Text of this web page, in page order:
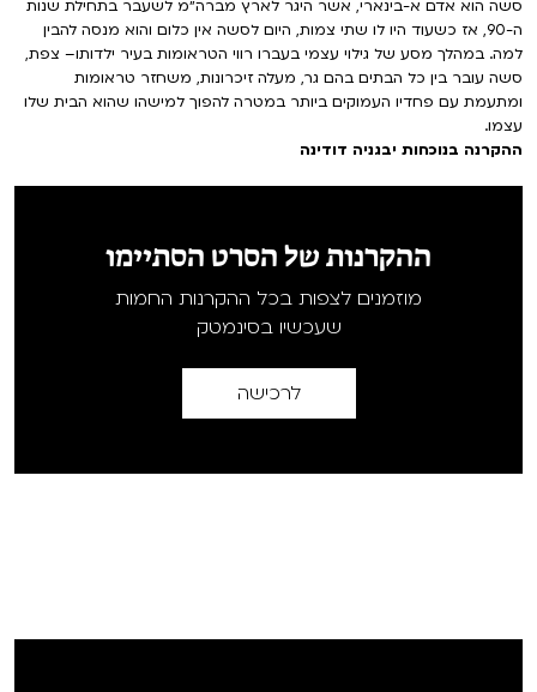
סשה הוא אדם א-בינארי, אשר היגר לארץ מברה״מ לשעבר בתחילת שנות
ה-90, אז כשעוד היו לו שתי צמות, היום לסשה אין כלום והוא מנסה להבין
למה. במהלך מסע של גילוי עצמי בעברו רווי הטראומות בעיר ילדותו– צפת,
סשה עובר בין כל הבתים בהם גר, מעלה זיכרונות, משחזר טראומות
ומתעמת עם פחדיו העמוקים ביותר במטרה להפוך למישהו שהוא הבית שלו
עצמו.
ההקרנה בנוכחות יבגניה דודינה
ההקרנות של הסרט הסתיימו
מוזמנים לצפות בכל ההקרנות החמות
שעכשיו בסינמטק
לרכישה